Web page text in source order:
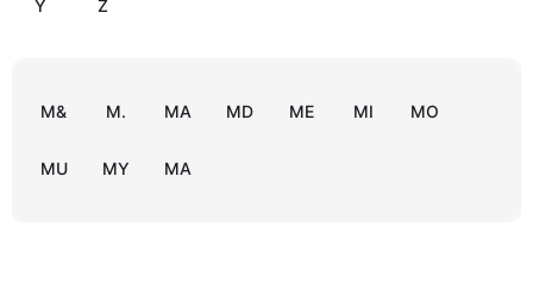
Y Z
M& M. MA MD ME MI MO
MU MY MА